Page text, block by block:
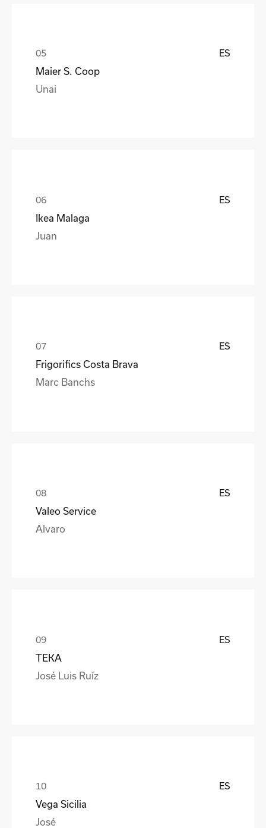
ES
Maier S. Coop
Unai
ES
Ikea Malaga
Juan
ES
Frigorifics Costa Brava
Marc Banchs
ES
Valeo Service
Alvaro
ES
TEKA
José Luis Ruíz
ES
Vega Sicilia
José